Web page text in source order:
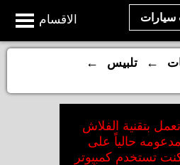
الاقسام سيارات
← تلبيس
←
بتقنية الفلاش
حالياً على
تستخدم كمبيوتر